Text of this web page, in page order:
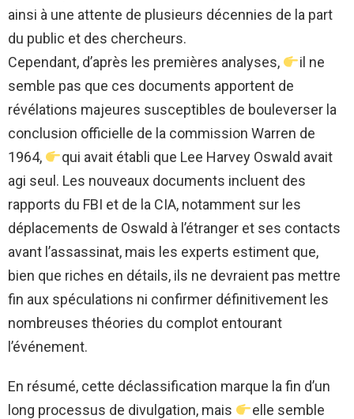
ainsi à une attente de plusieurs décennies de la part
du public et des chercheurs.
Cependant, d’après les premières analyses,
il ne
semble pas que ces documents apportent de
révélations majeures susceptibles de bouleverser la
conclusion officielle de la commission Warren de
1964,
qui avait établi que Lee Harvey Oswald avait
agi seul. Les nouveaux documents incluent des
rapports du FBI et de la CIA, notamment sur les
déplacements de Oswald à l’étranger et ses contacts
avant l’assassinat, mais les experts estiment que,
bien que riches en détails, ils ne devraient pas mettre
fin aux spéculations ni confirmer définitivement les
nombreuses théories du complot entourant
l’événement.
En résumé, cette déclassification marque la fin d’un
long processus de divulgation, mais
elle semble